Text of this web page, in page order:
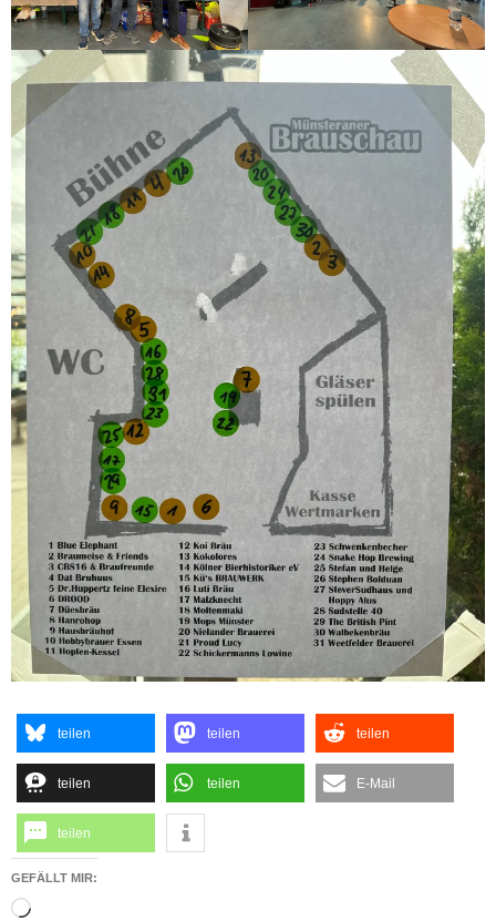
teilen teilen teilen
teilen teilen E-Mail
teilen
GEFÄLLT MIR:
Wird